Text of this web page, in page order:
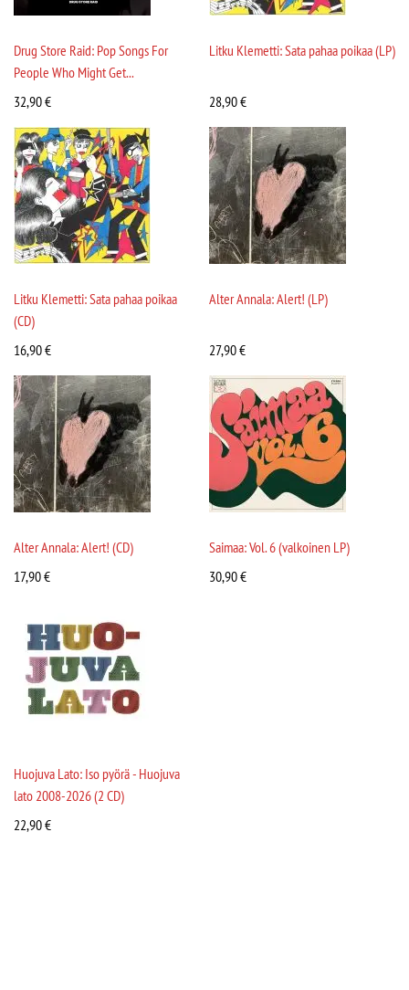
Drug Store Raid: Pop Songs For
People Who Might Get...
32,90€
Litku Klemetti: Sata pahaa poikaa (LP)
28,90€
Litku Klemetti: Sata pahaa poikaa
(CD)
16,90€
Alter Annala: Alert! (LP)
27,90€
Alter Annala: Alert! (CD)
17,90€
Saimaa: Vol. 6 (valkoinen LP)
30,90€
Huojuva Lato: Iso pyörä - Huojuva
lato 2008-2026 (2 CD)
22,90€